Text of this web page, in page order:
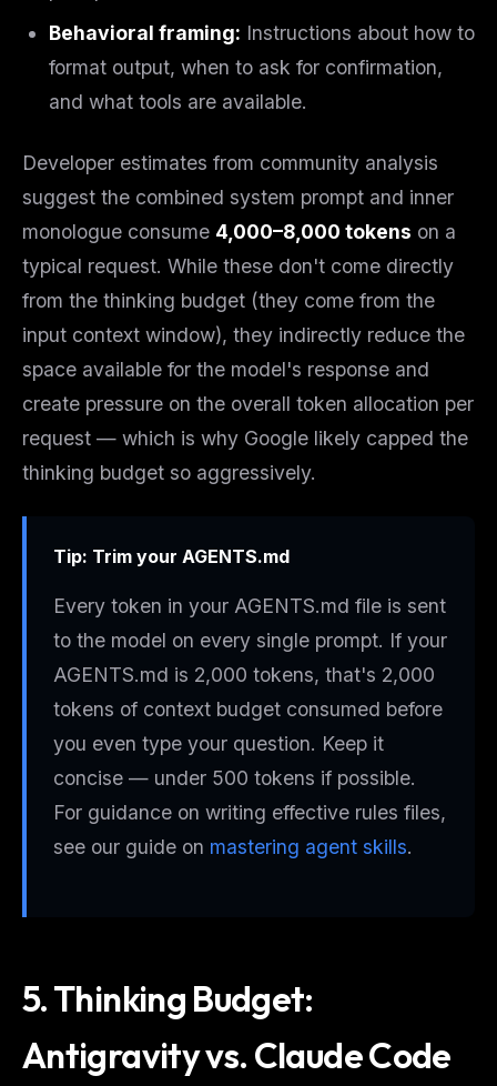
Behavioral framing: Instructions about how to
format output, when to ask for confirmation,
and what tools are available.
Developer estimates from community analysis
suggest the combined system prompt and inner
monologue consume 4,000–8,000 tokens on a
typical request. While these don't come directly
from the thinking budget (they come from the
input context window), they indirectly reduce the
space available for the model's response and
create pressure on the overall token allocation per
request — which is why Google likely capped the
thinking budget so aggressively.
Tip: Trim your AGENTS.md
Every token in your AGENTS.md file is sent
to the model on every single prompt. If your
AGENTS.md is 2,000 tokens, that's 2,000
tokens of context budget consumed before
you even type your question. Keep it
concise — under 500 tokens if possible.
For guidance on writing effective rules files,
see our guide on mastering agent skills.
5. Thinking Budget:
Antigravity vs. Claude Code
Free · Weekly · 2 min read
FREE NEWSLETTER